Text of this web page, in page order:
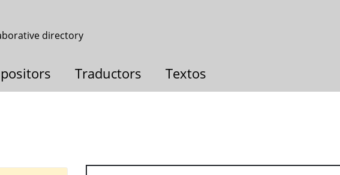
directory
Traductors Textos